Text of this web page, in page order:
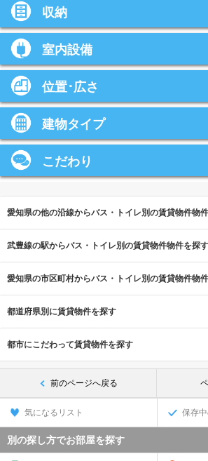
収納
室内設備
位置･広さ
建物タイプ
こだわり
愛知県の他の沿線からバス・トイレ別の賃貸物件物
武豊線の駅からバス・トイレ別の賃貸物件物件を探す
愛知県の市区町村からバス・トイレ別の賃貸物件物
都道府県別に賃貸物件を探す
都市にこだわって賃貸物件を探す
前のページへ戻る
気になるリスト 保存
別の探し方でお部屋を探す